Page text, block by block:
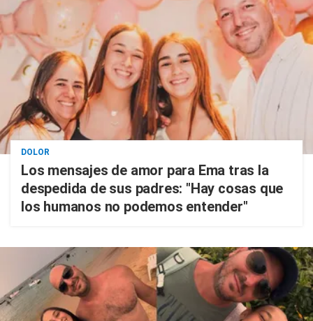
DOLOR
Los mensajes de amor para Ema tras la
despedida de sus padres: "Hay cosas que
los humanos no podemos entender"